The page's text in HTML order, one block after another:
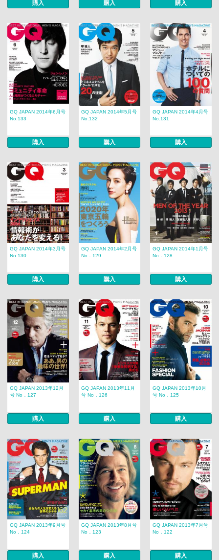
購入 購入 購入
GQ JAPAN 2014年6月号
No.133
購入
GQ JAPAN 2014年5月号
No.132
購入
GQ JAPAN 2014年4月号
No.131
購入
GQ JAPAN 2014年3月号
No.130
購入
GQ JAPAN 2014年2月号
No．129
購入
GQ JAPAN 2014年1月号
No．128
購入
GQ JAPAN 2013年12月
号 No．127
購入
GQ JAPAN 2013年11月
号 No．126
購入
GQ JAPAN 2013年10月
号 No．125
購入
GQ JAPAN 2013年9月号
No．124
購入
GQ JAPAN 2013年8月号
No．123
購入
GQ JAPAN 2013年7月号
No．122
購入